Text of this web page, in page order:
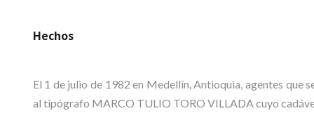
Hechos
El 1 de julio de 1982 en Medellín, Antioquia, agentes que
al tipógrafo MARCO TULIO TORO VILLADA cuyo